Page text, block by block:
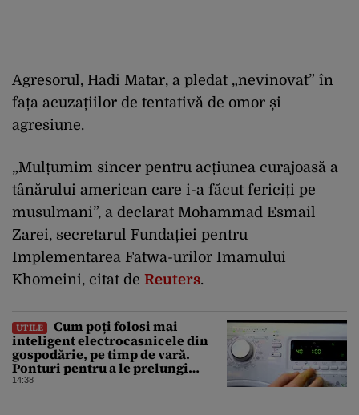
Agresorul, Hadi Matar, a pledat „nevinovat” în
fața acuzațiilor de tentativă de omor și
agresiune.
„Mulțumim sincer pentru acțiunea curajoasă a
tânărului american care i-a făcut fericiți pe
musulmani”, a declarat Mohammad Esmail
Zarei, secretarul Fundației pentru
Implementarea Fatwa-urilor Imamului
Khomeini, citat de Reuters.
UTILE
Cum poți folosi mai
inteligent electrocasnicele din
gospodărie, pe timp de vară.
Ponturi pentru a le prelungi
durata de viață
14:38